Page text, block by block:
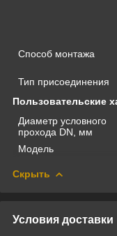
Способ монтажа
Тип присоединения
Пользовательские
Диаметр условного
прохода DN, мм
Модель
Скрыть
Условия доставки